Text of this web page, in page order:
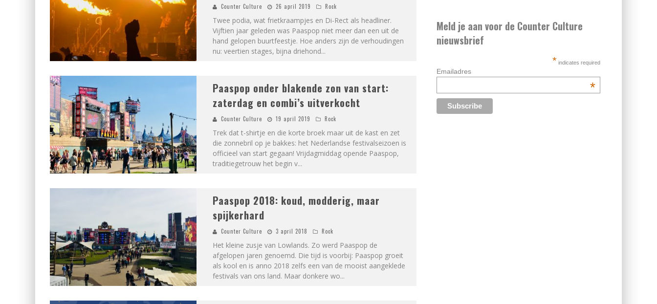
Counter Culture 26 april 2019 Rock
Twee podia, wat frietkraampjes en Di-Rect als headliner.
Vijftien jaar geleden was Paaspop niet meer dan een uit de
hand gelopen buurtfeestje. Hoe anders zijn de verhoudingen
nu: veertien stages, bijna driehond...
Paaspop onder blakende zon van start:
zaterdag en combi’s uitverkocht
Counter Culture 19 april 2019 Rock
Trek dat t-shirtje en die korte broek maar uit de kast en zet
die zonnebril op je bakkes: het Nederlandse festivalseizoen is
officieel van start gegaan! Vrijdagmiddag opende Paaspop,
traditiegetrouw het begin v...
Paaspop 2018: koud, modderig, maar
spijkerhard
Counter Culture 3 april 2018 Rock
Het kleine zusje van Lowlands. Zo werd Paaspop de
afgelopen jaren genoemd. Die tijd is voorbij: Paaspop groeit
als kool en is anno 2018 zelfs een van de mooist aangeklede
festivals van ons land. Maar donkere wo...
Meld je aan voor de Counter Culture
nieuwsbrief
* indicates required
Emailadres
*